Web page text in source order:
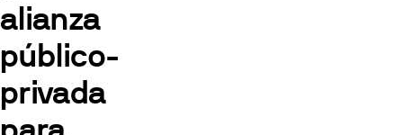
alianza
público-
privada